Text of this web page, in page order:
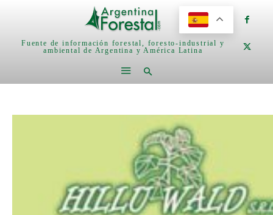
Fuente de información forestal, foresto-industrial y
ambiental de Argentina y América Latina